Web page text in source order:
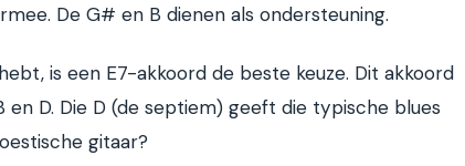
De G# en B dienen als ondersteuning.
is een E7-akkoord de beste keuze. Dit akkoord
en D. Die D (de septiem) geeft die typische blues
gitaar?